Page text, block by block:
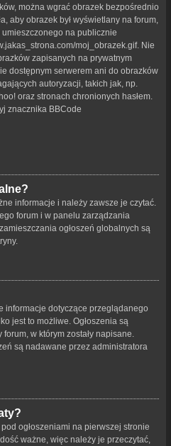
można wgrać obrazek bezpośrednio
aby obrazek był wyświetlany na forum,
na publicznie
moj_obrazek.gif. Nie
zapisanych na prywatnym
dostępnym serwerem ani do obrazków
autoryzacji, takich jak, np.
oraz stronach chronionych hasłem.
znacznika BBCode
informacje i należy zawsze je czytać.
forum i w panelu zarządzania
ogłoszeń globalnych są
informacje dotyczące przeglądanego
jest to możliwe. Ogłoszenia są
w którym zostały napisane.
są nadawane przez administratora
ogłoszeniami na pierwszej stronie
ważne, więc należy je przeczytać,